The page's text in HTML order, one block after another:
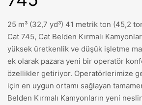
25 m³ (32,7 yd³) 41 metrik ton (45,2
Cat 745, Cat Belden Kırmalı
yüksek üretkenlik ve düşük işletme
ek olarak pazara yeni bir operatör
özellikler getiriyor. Operatörlerimize
için en uygun ortamı sağlayan
Belden Kırmalı Kamyonların yeni